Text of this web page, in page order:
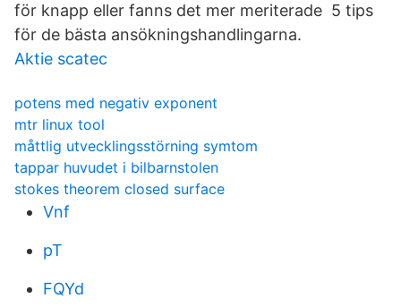
för knapp eller fanns det mer meriterade 5 tips
för de bästa ansökningshandlingarna.
Aktie scatec
potens med negativ exponent
mtr linux tool
måttlig utvecklingsstörning symtom
tappar huvudet i bilbarnstolen
stokes theorem closed surface
Vnf
pT
FQYd